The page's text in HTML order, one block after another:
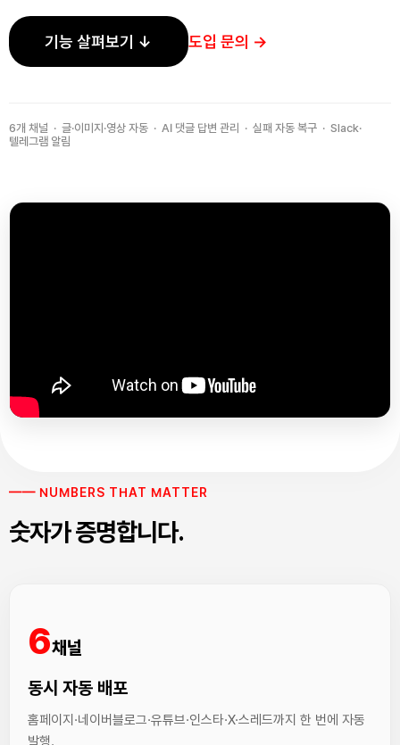
기능 살펴보기 ↓ 도입 문의 →
6개 채널 · 글·이미지·영상 자동 · AI 댓글 답변 관리 · 실패 자동 복구 · Slack·
텔레그램 알림
━━ NUMBERS THAT MATTER
숫자가 증명합니다.
6채널
동시 자동 배포
홈페이지·네이버블로그·유튜브·인스타·X·스레드까지 한 번에 자동
발행.